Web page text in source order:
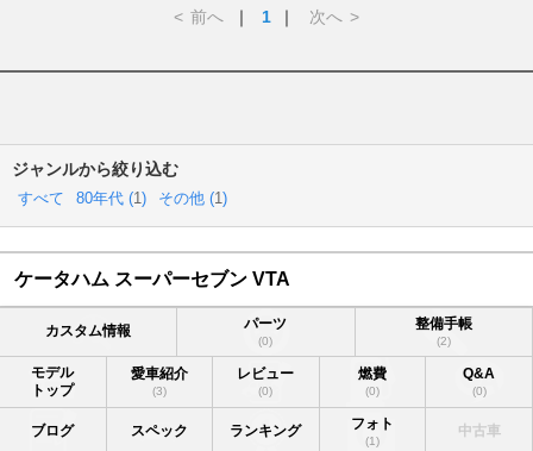
< 前へ ｜ 1 ｜ 次へ >
ジャンルから絞り込む
すべて 80年代 (1 ) その他 (1 )
ケータハム スーパーセブン VTA
カスタム情報 パーツ
(0)
整備手帳
(2)
モデル
トップ
愛車紹介
(3)
レビュー
(0)
燃費
(0)
Q&A
(0)
ブログ スペック ランキング フォト
(1)
中古車